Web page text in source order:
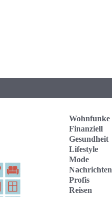
Wohnfunke
Finanziell
Gesundheit
Lifestyle
Mode
Nachrichten
Profis
Reisen